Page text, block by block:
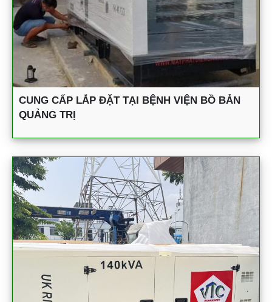
CUNG CẤP LẮP ĐẶT TẠI BỆNH VIỆN BỒ BẢN
QUẢNG TRỊ